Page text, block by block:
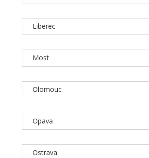
Liberec
Most
Olomouc
Opava
Ostrava